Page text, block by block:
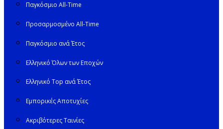
Παγκόσμιο All-Time
Προσαρμοσμένο All-Time
Παγκόσμιο ανά Έτος
Ελληνικό Όλων των Εποχών
Ελληνικό Top ανά Έτος
Εμπορικές Αποτυχίες
Ακριβότερες Ταινίες